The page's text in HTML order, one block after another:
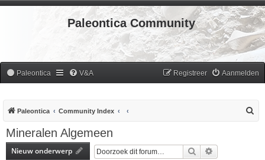
Paleontica Community
Paleontica V&A Aanmelden
Registreer
Paleontica Community Index
Mineralen Algemeen
Nieuw onderwerp Zoek